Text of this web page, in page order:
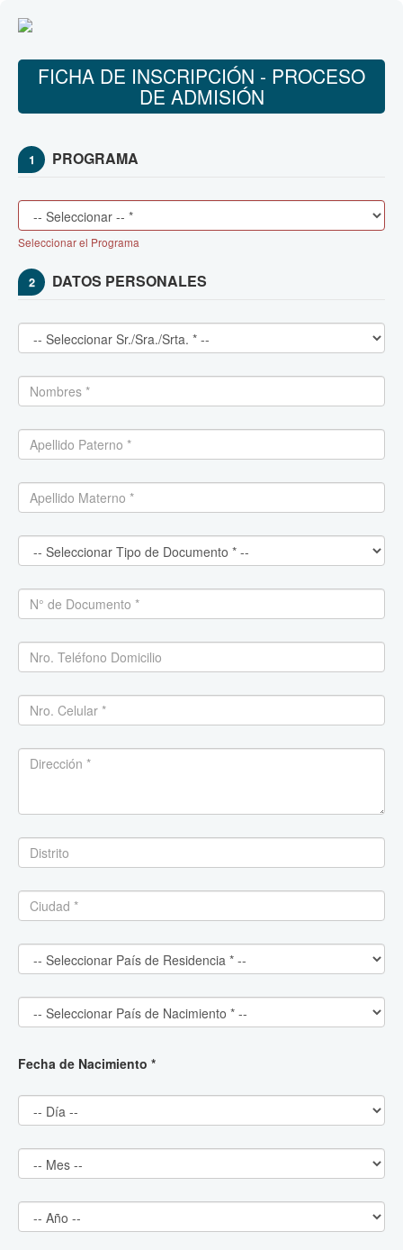
FICHA DE INSCRIPCIÓN - PROCESO
DE ADMISIÓN
1 PROGRAMA
Seleccionar el Programa
2 DATOS PERSONALES
Fecha de Nacimiento *